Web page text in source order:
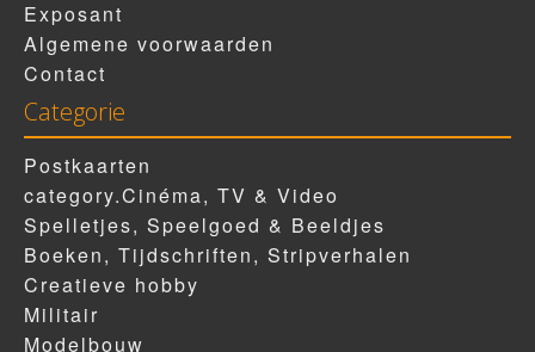
Exposant
Algemene voorwaarden
Contact
Categorie
Postkaarten
category.Cinéma, TV & Video
Spelletjes, Speelgoed & Beeldjes
Boeken, Tijdschriften, Stripverhalen
Creatieve hobby
Militair
Modelbouw